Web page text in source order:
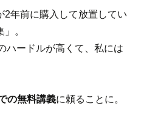
2年前に購入して放置してい
。
ハードルが高くて、私には
の無料講義に頼ることに。